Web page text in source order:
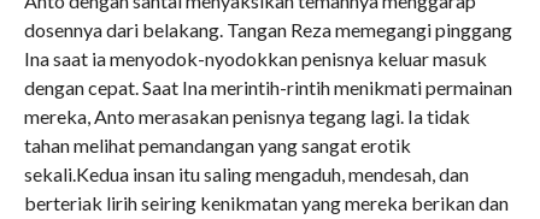
dosennya dari belakang. Tangan Reza memegangi pinggang
Ina saat ia menyodok-nyodokkan penisnya keluar masuk
dengan cepat. Saat Ina merintih-rintih menikmati permainan
mereka, Anto merasakan penisnya tegang lagi. Ia tidak
tahan melihat pemandangan yang sangat erotik
sekali.Kedua insan itu saling mengaduh, mendesah, dan
berteriak lirih seiring kenikmatan yang mereka berikan dan